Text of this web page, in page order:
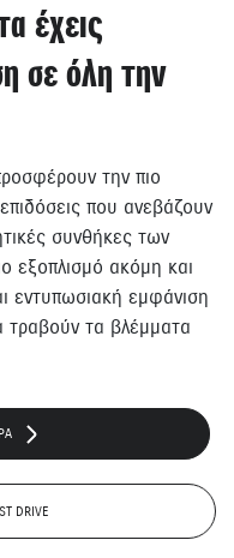
έχεις
σε όλη την
την πιο
που ανεβάζουν
συνθήκες των
εξοπλισμό ακόμη και
εντυπωσιακή εμφάνιση
τραβούν τα βλέμματα
DRIVE